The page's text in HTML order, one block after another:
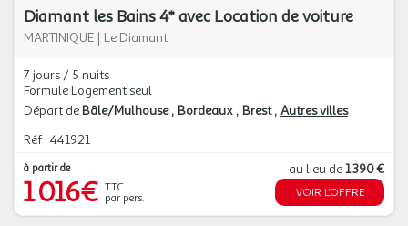
Diamant les Bains 4* avec Location de voiture
MARTINIQUE | Le Diamant
7 jours / 5 nuits
Formule Logement seul
Départ de Bâle/Mulhouse Bordeaux Brest Autres villes
Réf : 441921
à partir de
1 016€ TTC
par pers.
au lieu de1 390 €
VOIR L'OFFRE